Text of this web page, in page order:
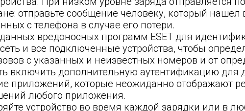
отправьте сообщение человеку, который
с телефона в случае его потери.
вредоносных программ ESET для
и все подключенные устройства, чтобы
с указанных и неизвестных номеров и от
включить дополнительную аутентификацию
приложений, которые неожиданно отображают
любого приложения.
устройство во время каждой зарядки или в